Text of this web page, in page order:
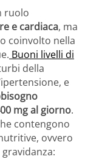
ruolo
e cardiaca, ma
coinvolto nella
Buoni livelli di
della
e
mg al giorno.
contengono
ovvero